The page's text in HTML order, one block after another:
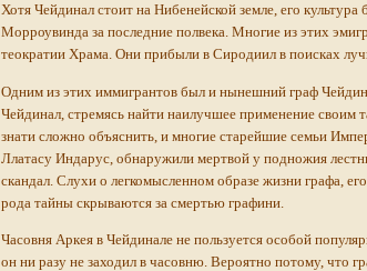
Хотя Чейдинал стоит на Нибенейской земле, его
Морроувинда за последние полвека. Многие из этих
теократии Храма. Они прибыли в Сиродиил в поисках
Одним из этих иммигрантов был и нынешний граф
Чейдинал, стремясь найти наилучшее применение
знати сложно объяснить, и многие старейшие семьи
Ллатасу Индарус, обнаружили мертвой у подножия
скандал. Слухи о легкомысленном образе жизни графа,
рода тайны скрываются за смертью графини.
Часовня Аркея в Чейдинале не пользуется особой
он ни разу не заходил в часовню. Вероятно потому, что